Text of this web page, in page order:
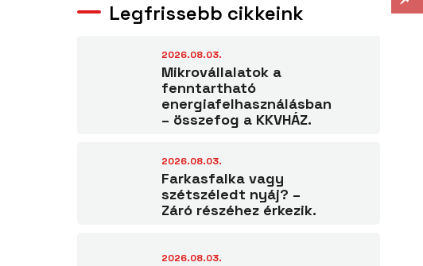
Legfrissebb cikkeink
2026.08.03.
Mikrovállalatok a
fenntartható
energiafelhasználásban
– összefog a KKVHÁZ.
2026.08.03.
Farkasfalka vagy
szétszéledt nyáj? –
Záró részéhez érkezik.
2026.08.03.